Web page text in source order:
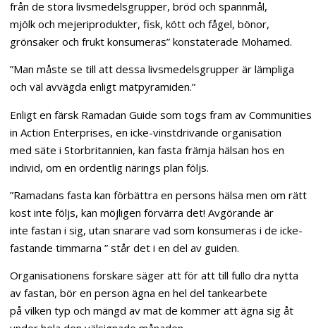
från de stora livsmedelsgrupper, bröd och spannmål,
mjölk och mejeriprodukter, fisk, kött och fågel, bönor,
grönsaker och frukt konsumeras” konstaterade Mohamed.
”Man måste se till att dessa livsmedelsgrupper är lämpliga
och väl avvägda enligt matpyramiden.”
Enligt en färsk Ramadan Guide som togs fram av Communities
in Action Enterprises, en icke-vinstdrivande organisation
med säte i Storbritannien, kan fasta främja hälsan hos en
individ, om en ordentlig närings plan följs.
”Ramadans fasta kan förbättra en persons hälsa men om rätt
kost inte följs, kan möjligen förvärra det! Avgörande är
inte fastan i sig, utan snarare vad som konsumeras i de icke-
fastande timmarna ” står det i en del av guiden.
Organisationens forskare säger att för att till fullo dra nytta
av fastan, bör en person ägna en hel del tankearbete
på vilken typ och mängd av mat de kommer att ägna sig åt